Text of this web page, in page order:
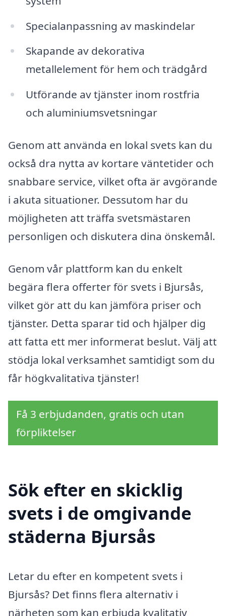
Specialanpassning av maskindelar
Skapande av dekorativa
metallelement för hem och trädgård
Utförande av tjänster inom rostfria
och aluminiumsvetsningar
Genom att använda en lokal svets kan du
också dra nytta av kortare väntetider och
snabbare service, vilket ofta är avgörande
i akuta situationer. Dessutom har du
möjligheten att träffa svetsmästaren
personligen och diskutera dina önskemål.
Genom vår plattform kan du enkelt
begära flera offerter för svets i Bjursås,
vilket gör att du kan jämföra priser och
tjänster. Detta sparar tid och hjälper dig
att fatta ett mer informerat beslut. Välj att
stödja lokal verksamhet samtidigt som du
får högkvalitativa tjänster!
Få 3 erbjudanden, gratis och utan
förpliktelser
Sök efter en skicklig
svets i de omgivande
städerna Bjursås
Letar du efter en kompetent svets i
Bjursås? Det finns flera alternativ i
närheten som kan erbjuda kvalitativ